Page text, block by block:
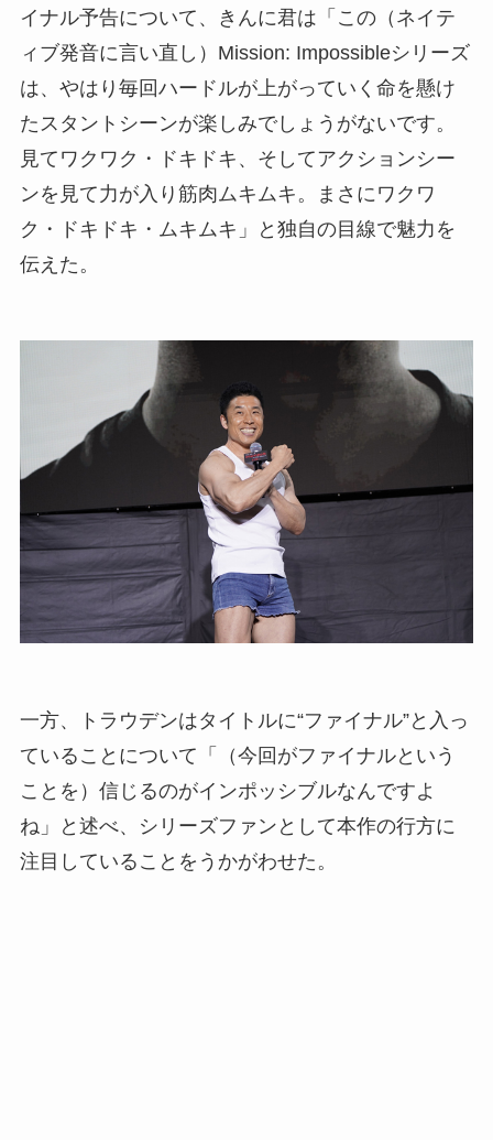
イナル予告について、きんに君は「この（ネイテ
ィブ発音に言い直し）Mission: Impossibleシリーズ
は、やはり毎回ハードルが上がっていく命を懸け
たスタントシーンが楽しみでしょうがないです。
見てワクワク・ドキドキ、そしてアクションシー
ンを見て力が入り筋肉ムキムキ。まさにワクワ
ク・ドキドキ・ムキムキ」と独自の目線で魅力を
伝えた。
一方、トラウデンはタイトルに“ファイナル”と入っ
ていることについて「（今回がファイナルという
ことを）信じるのがインポッシブルなんですよ
ね」と述べ、シリーズファンとして本作の行方に
注目していることをうかがわせた。